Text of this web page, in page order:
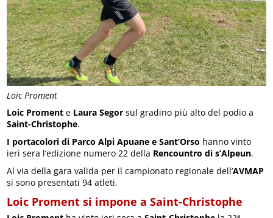
Loic Proment
Loic Proment e Laura Segor sul gradino più alto del podio a
Saint-Christophe.
I portacolori di Parco Alpi Apuane e Sant’Orso hanno vinto
ieri sera l’edizione numero 22 della Rencountro di s’Alpeun.
Al via della gara valida per il campionato regionale dell’AVMAP
si sono presentati 94 atleti.
Loic Proment si impone a Saint-Christophe